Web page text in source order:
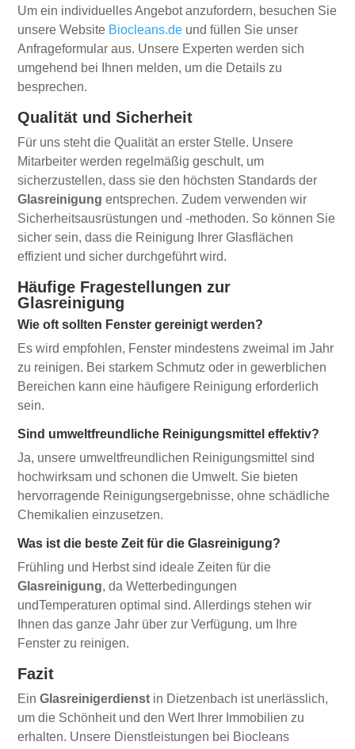
Um ein individuelles Angebot anzufordern, besuchen Sie
unsere Website Biocleans.de und füllen Sie unser
Anfrageformular aus. Unsere Experten werden sich
umgehend bei Ihnen melden, um die Details zu
besprechen.
Qualität und Sicherheit
Für uns steht die Qualität an erster Stelle. Unsere
Mitarbeiter werden regelmäßig geschult, um
sicherzustellen, dass sie den höchsten Standards der
Glasreinigung entsprechen. Zudem verwenden wir
Sicherheitsausrüstungen und -methoden. So können Sie
sicher sein, dass die Reinigung Ihrer Glasflächen
effizient und sicher durchgeführt wird.
Häufige Fragestellungen zur
Glasreinigung
Wie oft sollten Fenster gereinigt werden?
Es wird empfohlen, Fenster mindestens zweimal im Jahr
zu reinigen. Bei starkem Schmutz oder in gewerblichen
Bereichen kann eine häufigere Reinigung erforderlich
sein.
Sind umweltfreundliche Reinigungsmittel effektiv?
Ja, unsere umweltfreundlichen Reinigungsmittel sind
hochwirksam und schonen die Umwelt. Sie bieten
hervorragende Reinigungsergebnisse, ohne schädliche
Chemikalien einzusetzen.
Was ist die beste Zeit für die Glasreinigung?
Frühling und Herbst sind ideale Zeiten für die
Glasreinigung, da Wetterbedingungen
undTemperaturen optimal sind. Allerdings stehen wir
Ihnen das ganze Jahr über zur Verfügung, um Ihre
Fenster zu reinigen.
Fazit
EinGlasreinigerdienst in Dietzenbach ist unerlässlich,
um die Schönheit und den Wert Ihrer Immobilien zu
erhalten. Unsere Dienstleistungen bei Biocleans